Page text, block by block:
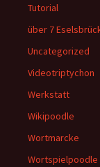
Tutorial
über 7
Uncategorized
Videotriptychon
Werkstatt
Wikipoodle
Wortmarcke
Wortspielpoodle